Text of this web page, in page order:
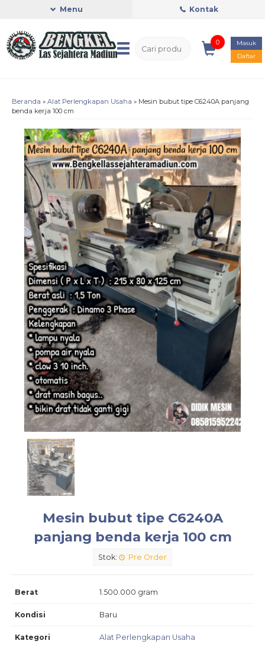
Menu Kontak
0
Masuk
Daftar
Beranda » Alat Perlengkapan Usaha » Mesin bubut tipe C6240A panjang
benda kerja 100 cm
Mesin bubut tipe C6240A
panjang benda kerja 100 cm
Stok: Pre Order
Berat 1.500.000 gram
Kondisi Baru
Kategori Alat Perlengkapan Usaha